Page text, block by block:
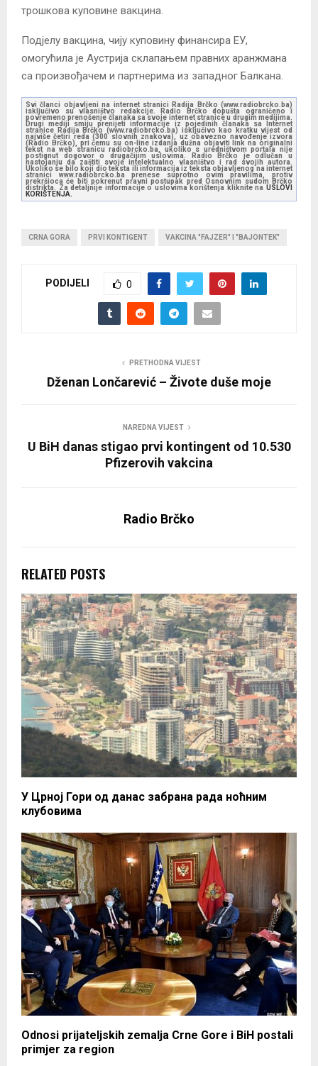
трошкова куповине вакцина.
Подјелу вакцина, чију куповину финансира ЕУ,
омогућила је Аустрија склапањем правних аранжмана
са произвођачем и партнерима из западног Балкана.
Svi članci objavljeni na internet stranici Radija Brčko (www.radiobrcko.ba)
isključivo su vlasništvo redakcije. Radio Brčko dopušta ograničeno i
povremeno prenošenje članaka sa svoje internet stranice u drugim medijima.
Drugi mediji smiju prenijeti informacije iz pojedinih članaka sa Internet
stranice Radija Brčko (www.radiobrcko.ba) isključivo kao kratku vijest od
najviše četiri reda (300 slovnih znakova), uz obavezno navođenje izvora
(Radio Brčko), pri čemu su on-line izdanja dužna objaviti link na originalni
tekst na web stranicu radiobrcko.ba, ukoliko s uredništvom portala nije
postignut dogovor o drugačijim uslovima. Radio Brčko je odlučan u
nastojanju da zaštiti svoje intelektualno vlasništvo i rad svojih autora.
Ukoliko se bilo koji dio teksta ili informacija iz teksta objavljenog na internet
stranici www.radiobrcko.ba prenese suprotno ovim pravilima, protiv
prekršioca će biti pokrenut pravni postupak pred Osnovnim sudom Brčko
distrikta. Za detaljnije informacije o uslovima korištenja kliknite na USLOVI
KORIŠTENJA.
CRNA GORA PRVI KONTIGENT VAKCINA "FAJZER" I "BAJONTEK"
PODIJELI 0
PRETHODNA VIJEST
Dženan Lončarević – Živote duše moje
NAREDNA VIJEST
U BiH danas stigao prvi kontingent od 10.530
Pfizerovih vakcina
Radio Brčko
RELATED POSTS
У Црној Гори од данас забрана рада ноћним
клубовима
Odnosi prijateljskih zemalja Crne Gore i BiH postali
primjer za region